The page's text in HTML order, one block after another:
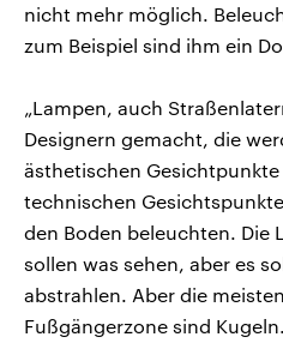
nicht mehr möglich.
zum Beispiel sind ihm ein
„Lampen, auch
Designern gemacht, die
ästhetischen
technischen
den Boden beleuchten. Die
sollen was sehen, aber es
abstrahlen. Aber die
Fußgängerzone sind